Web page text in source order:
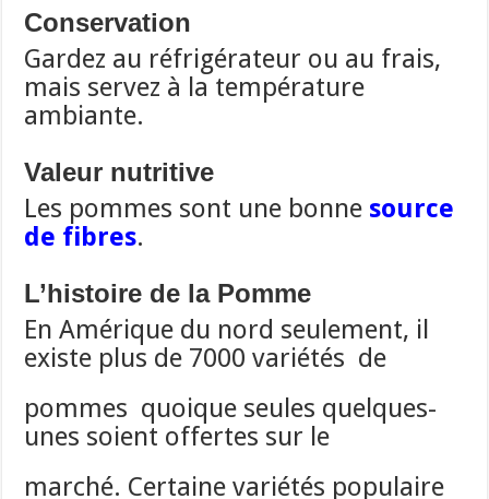
Conservation
Gardez au réfrigérateur ou au frais,
mais servez à la température
ambiante.
Valeur nutritive
Les pommes sont une bonne source
de fibres.
L’histoire de la Pomme
En Amérique du nord seulement, il
existe plus de 7000 variétés de
pommes quoique seules quelques-
unes soient offertes sur le
marché. Certaine variétés populaire